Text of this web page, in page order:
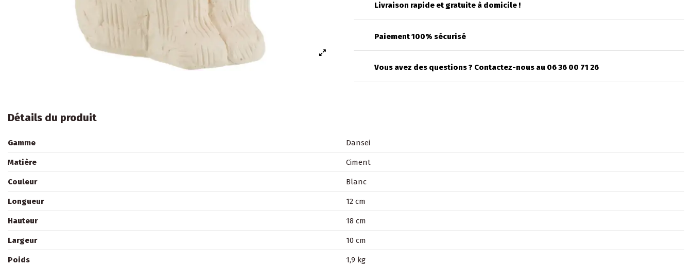
Livraison rapide et gratuite à domicile !
Paiement 100% sécurisé
Vous avez des questions ? Contactez-nous au 06 36 00 71 26
Détails du produit
Gamme Dansei
Matière Ciment
Couleur Blanc
Longueur 12 cm
Hauteur 18 cm
Largeur 10 cm
Poids 1,9 kg